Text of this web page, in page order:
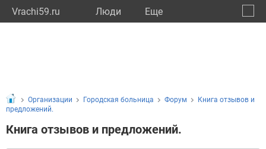
Vrachi59.ru Люди Eще
Организации Городская больница Форум
Книга отзывов и
предложений.
Книга отзывов и предложений.